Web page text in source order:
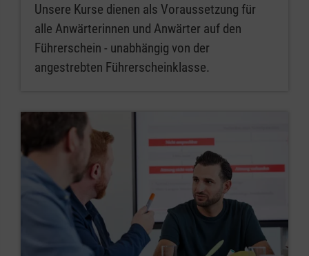
Unsere Kurse dienen als Voraussetzung für
alle Anwärterinnen und Anwärter auf den
Führerschein - unabhängig von der
angestrebten Führerscheinklasse.